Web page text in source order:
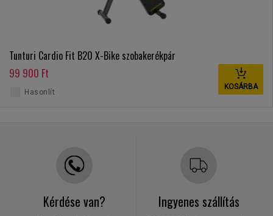
Tunturi Cardio Fit B20 X-Bike szobakerékpár
99 900 Ft
KOSÁRBA
Hasonlít
Kérdése van? Ingyenes szállítás